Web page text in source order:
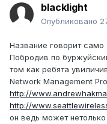
blacklight
Опубликовано
Название говорит само
Побродив по
том как ребята
Network Management
http://
http://
он ведь может